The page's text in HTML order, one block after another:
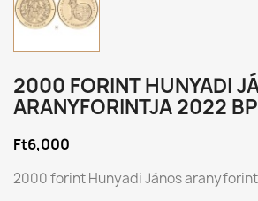
2000 FORINT HUNYADI
ARANYFORINTJA 2022 BP
Ft6,000
2000 forint Hunyadi János